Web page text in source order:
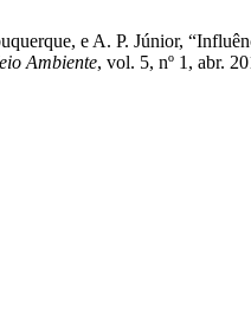
e A. P. Júnior,
Ambiente, vol. 5, nº 1, abr.